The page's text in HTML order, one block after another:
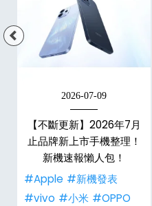
2026-07-09
【不斷更新】2026年7月
止品牌新上市手機整理！
新機速報懶人包！
#Apple #新機發表
#vivo #小米 #OPPO